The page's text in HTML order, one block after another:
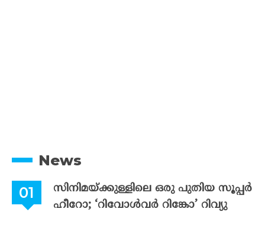
News
സിനിമയ്ക്കുള്ളിലെ ഒരു പുതിയ സൂപ്പർ
ഹീറോ; ‘റിവോൾവർ റിങ്കോ’ റിവ്യു